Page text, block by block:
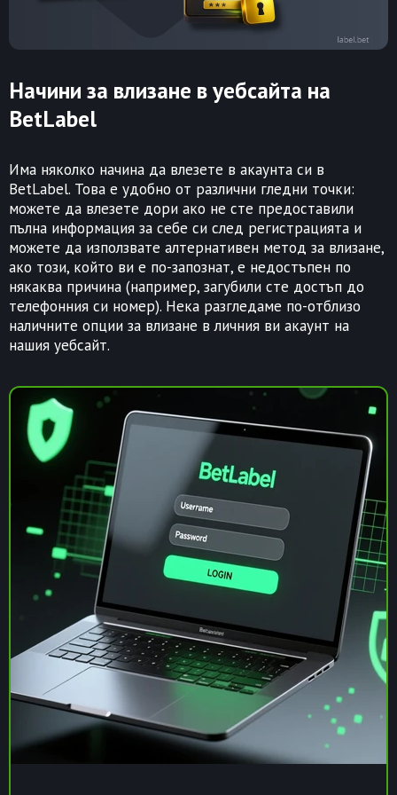
Начини за влизане в уебсайта на
BetLabel
Има няколко начина да влезете в акаунта си в
BetLabel. Това е удобно от различни гледни точки:
можете да влезете дори ако не сте предоставили
пълна информация за себе си след регистрацията и
можете да използвате алтернативен метод за влизане,
ако този, който ви е по-запознат, е недостъпен по
някаква причина (например, загубили сте достъп до
телефонния си номер). Нека разгледаме по-отблизо
наличните опции за влизане в личния ви акаунт на
нашия уебсайт.